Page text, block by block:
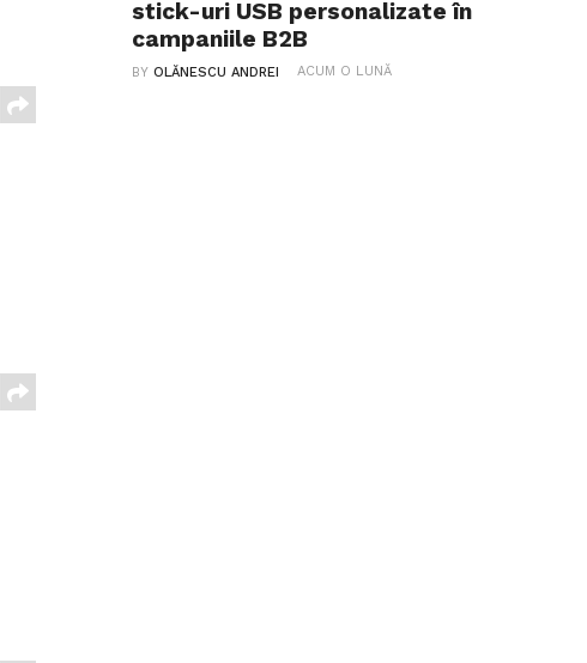
stick-uri USB personalizate în
campaniile B2B
BYOLĂNESCU ANDREI ACUM O LUNĂ